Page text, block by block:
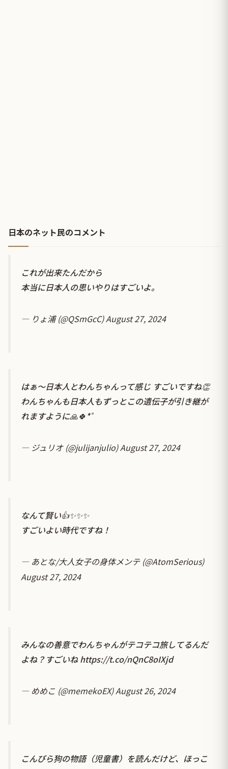
日本のネット民のコメント
これが出来たんだから
本当に日本人の思いやりはすごいよ。
— りょ浦 (@QSmGcC)August 27, 2024
はぁ〜日本人とわんちゃんって感じ すごいですね👏
わんちゃんも日本人もずっとこの遺伝子が引き継が
れますように🙏🍀*゜
— ジュリオ (@julijanjulio)August 27, 2024
なんて賢い👍✨✨✨
すごいよい時代ですね！
— あとな/大人女子の身体メンテ (@AtomSerious)
August 27, 2024
みんなの善意でわんちゃんがテコテコ旅してるんだ
よね？すごいね https://t.co/nQnC8oIXjd
— めめこ (@memekoEX)August 26, 2024
こんぴら狗の物語（児童書）を読んだけど、ほっこ